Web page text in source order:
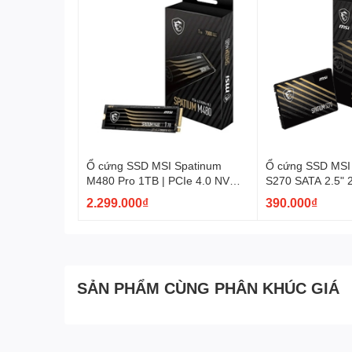
Ổ cứng SSD MSI Spatinum
M480 Pro 1TB | PCIe 4.0 NVMe
M.2 2280
2.299.000₫
Ổ cứng SSD MSI
S270 SATA 2.5"
390.000₫
SẢN PHẨM CÙNG PHÂN KHÚC GIÁ